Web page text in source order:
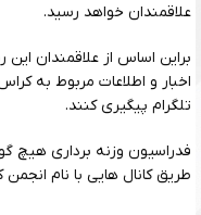
علاقمندان خواهد رسید.
براین اساس از علاقمندان
اخبار و اطلاعات مربوط به
تلگرام پیگیری کنند.
فدراسیون وزنه برداری هیچ
طریق کانال هایی با نام